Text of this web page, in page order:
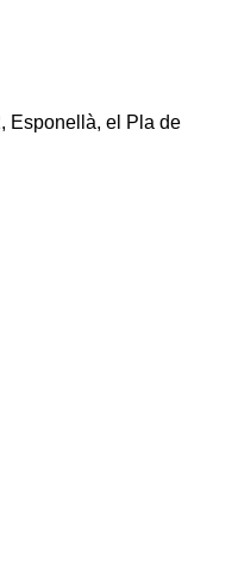
Esponellà, el Pla de